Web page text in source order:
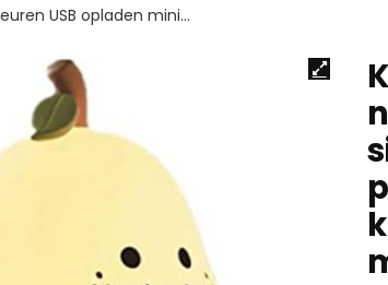
USB opladen mini…